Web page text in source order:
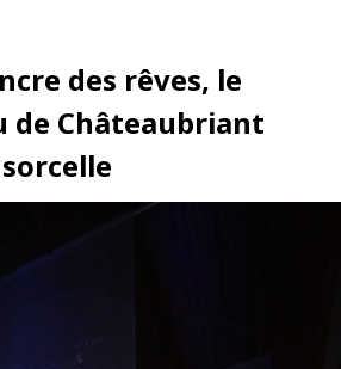
des rêves, le
de Châteaubriant